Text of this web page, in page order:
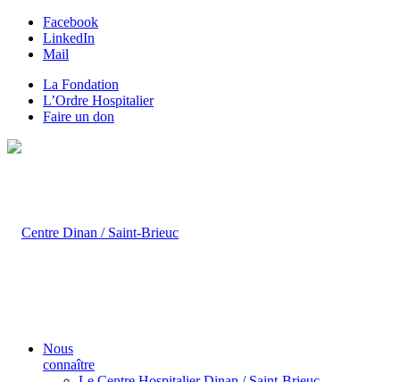
Facebook
LinkedIn
Mail
La Fondation
L’Ordre Hospitalier
Faire un don
Nous
connaître